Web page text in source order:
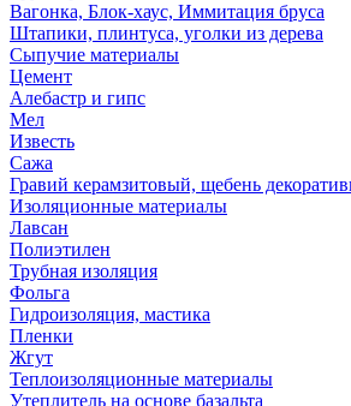
Вагонка, Блок-хаус, Иммитация бруса
Штапики, плинтуса, уголки из дерева
Сыпучие материалы
Цемент
Алебастр и гипс
Мел
Известь
Сажа
Гравий керамзитовый, щебень
Изоляционные материалы
Лавсан
Полиэтилен
Трубная изоляция
Фольга
Гидроизоляция, мастика
Пленки
Жгут
Теплоизоляционные материалы
Утеплитель на основе базальта